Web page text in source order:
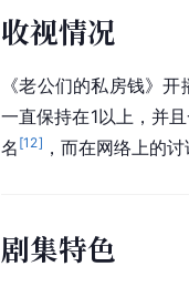
收视情况
《老公们的私房钱》
一直保持在1以上，并
名 [12] ，而在网络上的
剧集特色